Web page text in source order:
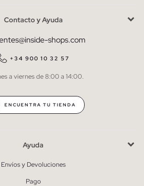
lapolítica de privacidad
SUSCRIBIRME
la suscripción en cualquier momento.
Contacto y Ayuda
shops.com
+34 900 10 32 57
a viernes de 8:00 a 14:00.
ENCUENTRA TU TIENDA
Ayuda
Envíos y Devoluciones
Pago